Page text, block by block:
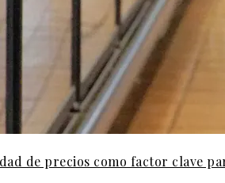
de precios como factor clave